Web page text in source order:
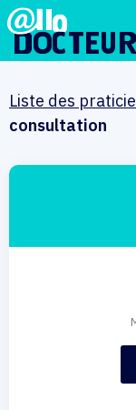
Liste des
consultation